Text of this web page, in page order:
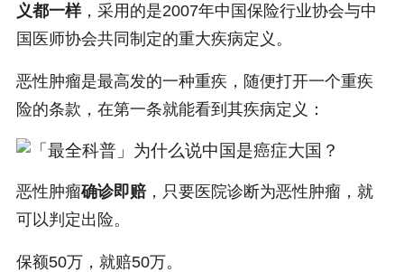
义都一样，采用的是2007年中国保险行业协会与中
国医师协会共同制定的重大疾病定义。
恶性肿瘤是最高发的一种重疾，随便打开一个重疾
险的条款，在第一条就能看到其疾病定义：
恶性肿瘤确诊即赔，只要医院诊断为恶性肿瘤，就
可以判定出险。
保额50万，就赔50万。